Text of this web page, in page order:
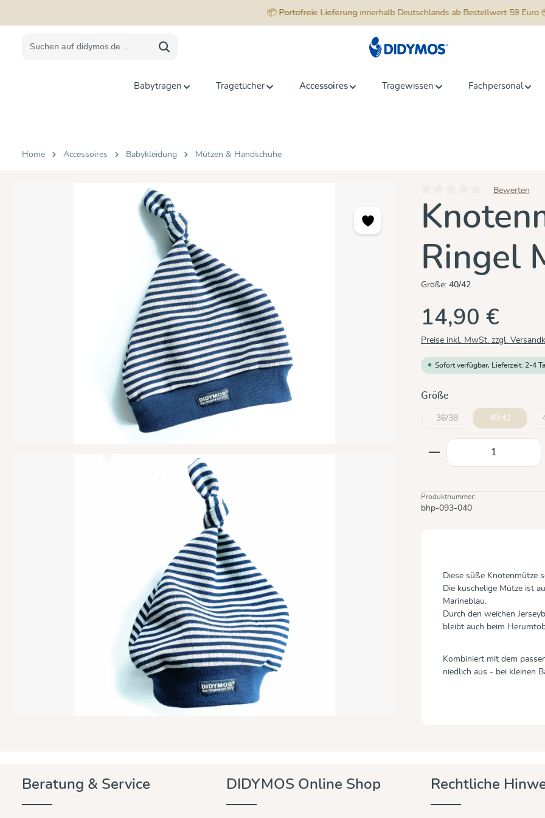
📦 Portofreie Lieferunginnerhalb Deutschlands ab Bestellwert 59 Euro
Babytragen Tragetücher Accessoires Tragewissen Fachpersonal
Home Accessoires Babykleidung Mützen & Handschuhe
Durchschnittliche Bewertung
Bewerten
Ringel
Größe: 40/42
14,90 €
Preise inkl. MwSt. zzgl.
Sofort verfügbar, Lieferzeit: 2-4
Größe
36/38
(Diese Option ist zurzeit nicht
40/42
Produkt Anzahl:
Produktnummer:
bhp-093-040
Diese süße Knotenmütze
Die kuschelige Mütze ist
Marineblau.
Durch den weichen
bleibt auch beim
Kombiniert mit dem
niedlich aus - bei kleinen
Beratung & Service DIDYMOS Online Shop Rechtliche